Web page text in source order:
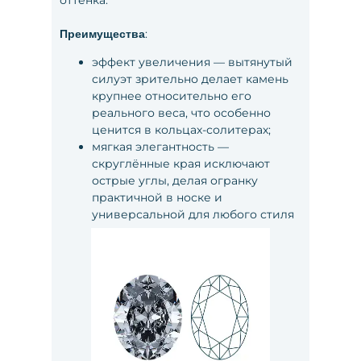
Преимущества:
эффект увеличения — вытянутый
силуэт зрительно делает камень
крупнее относительно его
реального веса, что особенно
ценится в кольцах-солитерах;
мягкая элегантность —
скруглённые края исключают
острые углы, делая огранку
практичной в носке и
универсальной для любого стиля